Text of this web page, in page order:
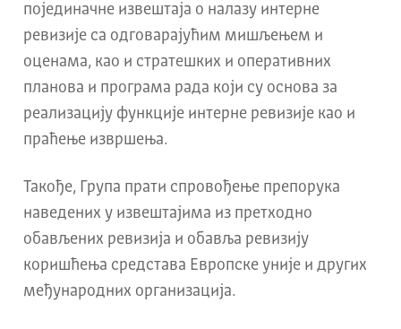
појединачне извештаја о налазу интерне
ревизије са одговарајућим мишљењем и
оценама, као и стратешких и оперативних
планова и програма рада који су основа за
реализацију функције интерне ревизије као и
праћење извршења.
Такође, Група прати спровођење препорука
наведених у извештајима из претходно
обављених ревизија и обавља ревизију
коришћења средстава Европске уније и других
међународних организација.